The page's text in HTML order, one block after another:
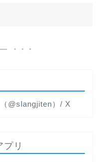
@slangjiten）/ X
リ